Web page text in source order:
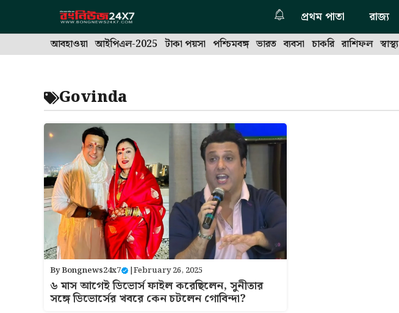
প্রথম পাতা রাজ্য
আবহাওয়া আইপিএল-2025 টাকা পয়সা পশ্চিমবঙ্গ ভারত ব্যবসা চাকরি রাশিফল স্বাস্থ্য
Govinda
ByBongnews24x7 |February 26, 2025
৬ মাস আগেই ডিভোর্স ফাইল করেছিলেন, সুনীতার
সঙ্গে ডিভোর্সের খবরে কেন চটলেন গোবিন্দা?